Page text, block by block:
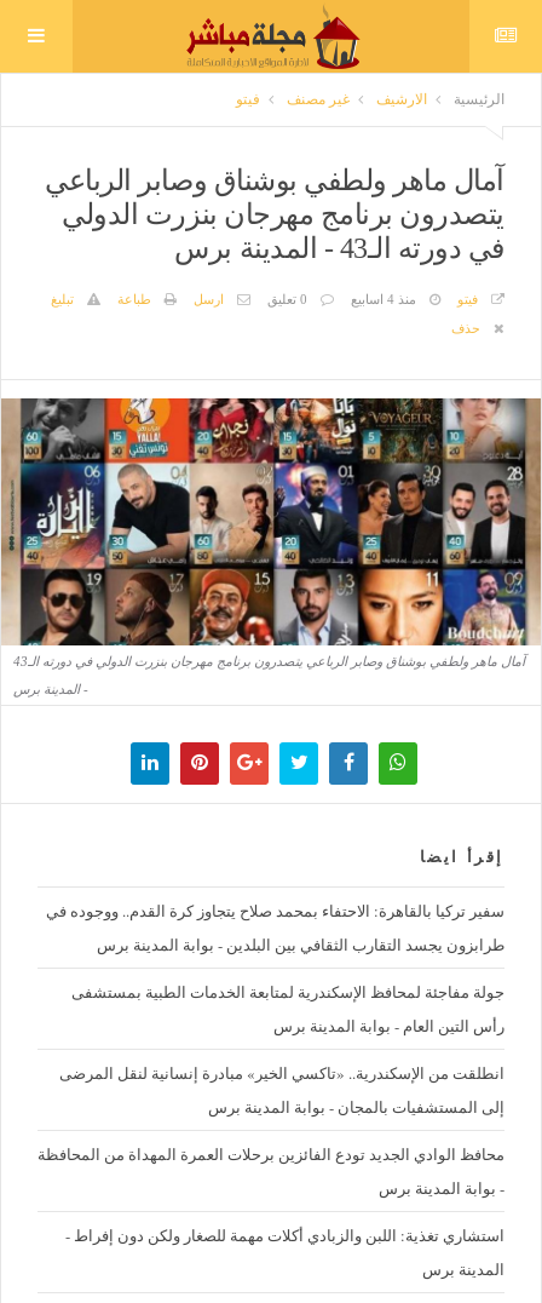
الرئيسية الارشيف غير مصنف فيتو
آمال ماهر ولطفي بوشناق وصابر الرباعي
يتصدرون برنامج مهرجان بنزرت الدولي
في دورته الـ43 - المدينة برس
فيتو منذ 4 اسابيع 0 تعليق ارسل طباعة
تبليغ
حذف
آمال ماهر ولطفي بوشناق وصابر الرباعي يتصدرون برنامج مهرجان بنزرت الدولي في دورته الـ43
- المدينة برس
إقرأ ايضا
سفير تركيا بالقاهرة: الاحتفاء بمحمد صلاح يتجاوز كرة القدم.. ووجوده في
طرابزون يجسد التقارب الثقافي بين البلدين - بوابة المدينة برس
جولة مفاجئة لمحافظ الإسكندرية لمتابعة الخدمات الطبية بمستشفى
رأس التين العام - بوابة المدينة برس
انطلقت من الإسكندرية.. «تاكسي الخير» مبادرة إنسانية لنقل المرضى
إلى المستشفيات بالمجان - بوابة المدينة برس
محافظ الوادي الجديد تودع الفائزين برحلات العمرة المهداة من المحافظة
- بوابة المدينة برس
استشاري تغذية: اللبن والزبادي أكلات مهمة للصغار ولكن دون إفراط -
المدينة برس